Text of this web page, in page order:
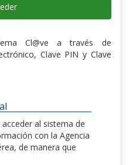
Cl@ve a través de
Clave PIN y Clave
al sistema de
con la Agencia
de manera que